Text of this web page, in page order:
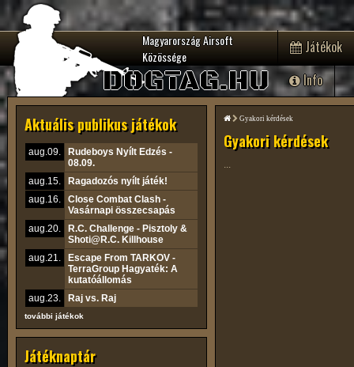
Magyarország Airsoft
Közössége
DOGTAG.HU
Játékok
Info
Aktuális publikus játékok
aug.09.
Rudeboys Nyílt Edzés -
08.09.
aug.15.
Ragadozós nyílt játék!
aug.16.
Close Combat Clash -
Vasárnapi összecsapás
aug.20.
R.C. Challenge - Pisztoly &
Shoti@R.C. Killhouse
aug.21.
Escape From TARKOV -
TerraGroup Hagyaték: A
kutatóállomás
aug.23.
Raj vs. Raj
további játékok
Játéknaptár
Gyakori kérdések
Gyakori kérdések
...